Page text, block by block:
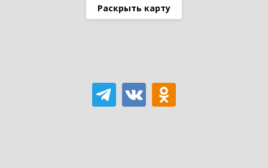
Раскрыть карту